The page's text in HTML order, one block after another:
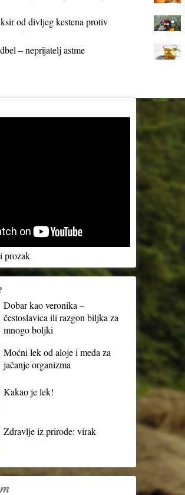
od divljeg kestena protiv
vena
– neprijatelj astme
prozak
Dobar kao veronika –
čestoslavica ili razgon biljka za
mnogo boljki
Moćni lek od aloje i meda za
jačanje organizma
Kakao je lek!
Zdravlje iz prirode: virak